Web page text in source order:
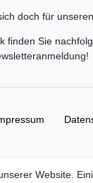
doch für
finden Sie
!
Website.